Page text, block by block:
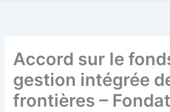
Accord sur le
gestion intégrée
frontières –